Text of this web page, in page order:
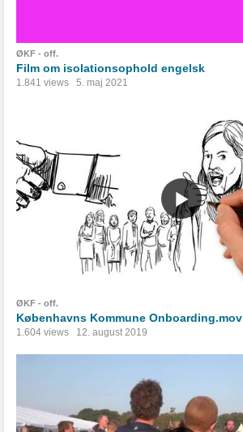
ØKF - off.
Film om isolationsophold engelsk
1.841 views 5. maj 2021
ØKF - off.
Københavns Kommune Onboarding.mov
1.604 views 12. august 2019